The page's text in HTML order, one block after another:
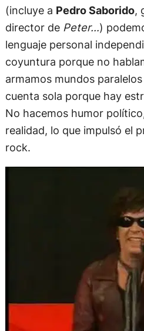
(incluye a Pedro Saborido,
director de Peter…)
lenguaje personal
coyuntura porque no
armamos mundos
cuenta sola porque hay
No hacemos humor
realidad, lo que impulsó el
rock.